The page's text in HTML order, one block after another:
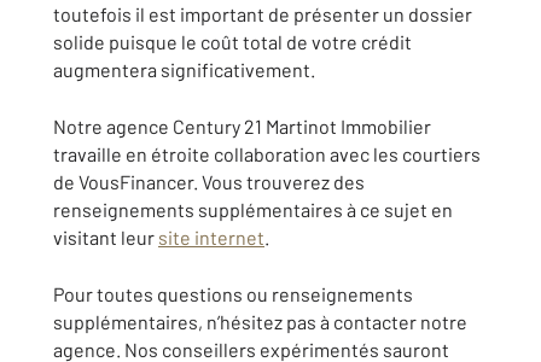
toutefois il est important de présenter un dossier
solide puisque le coût total de votre crédit
augmentera significativement.
Notre agence Century 21 Martinot Immobilier
travaille en étroite collaboration avec les courtiers
de VousFinancer. Vous trouverez des
renseignements supplémentaires à ce sujet en
visitant leur site internet
Pour toutes questions ou renseignements
supplémentaires, n’hésitez pas à contacter notre
agence. Nos conseillers expérimentés sauront